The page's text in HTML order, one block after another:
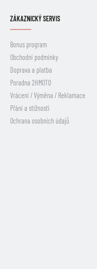
ZÁKAZNICKÝ SERVIS
Bonus program
Obchodní podmínky
Doprava a platba
Poradna 2HMOTO
Vrácení / Výměna / Reklamace
Přání a stížnosti
Ochrana osobních údajů